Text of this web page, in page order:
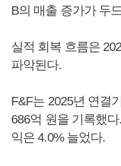
B의 매출 증가가 두
실적 회복 흐름은
파악된다.
F&F는 2025년 연결
686억 원을 기록했
익은 4.0% 늘었다.